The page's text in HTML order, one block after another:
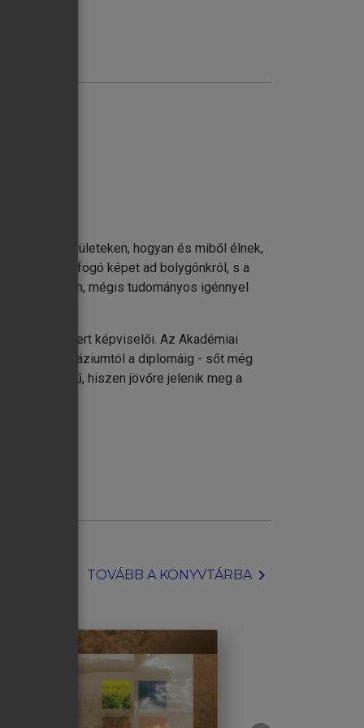
laknak e területeken, hogyan és miből élnek,
teljes, átfogó képet ad bolygónkról, s a
érthetően, mégis tudományos igénnyel
is elismert képviselői. Az Akadémiai
a gimnáziumtól a diplomáig - sőt még
mű, hiszen jövőre jelenik meg a
TOVÁBB A KÖNYVTÁRBAchevron_right